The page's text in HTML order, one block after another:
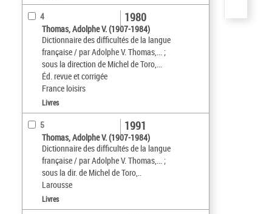
4
Thomas, Adolphe V. (1907-1984)
Dictionnaire des difficultés de la langue
française / par Adolphe V. Thomas,... ;
sous la direction de Michel de Toro,...
Éd. revue et corrigée
France loisirs
1980
Livres
5
Thomas, Adolphe V. (1907-1984)
Dictionnaire des difficultés de la langue
française / par Adolphe V. Thomas,... ;
sous la dir. de Michel de Toro,..
Larousse
1991
Livres